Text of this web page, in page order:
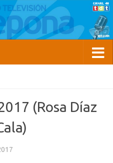
(Rosa Díaz